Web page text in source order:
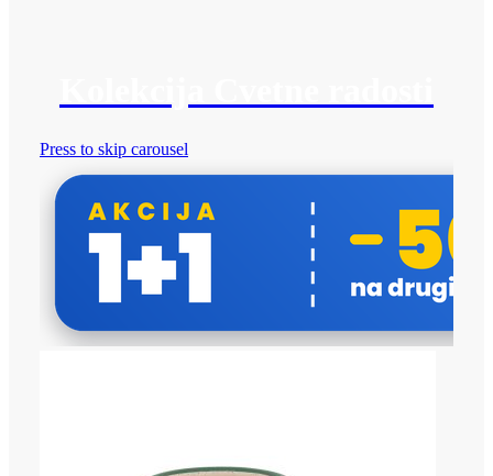
Press to skip carousel